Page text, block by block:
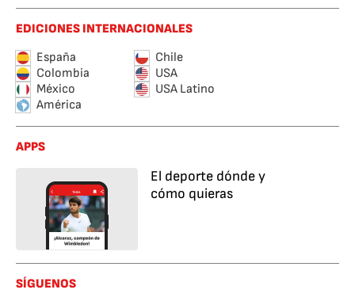
EDICIONES INTERNACIONALES
España
Chile
Colombia
USA
México
USA Latino
América
APPS
El deporte dónde y
cómo quieras
SÍGUENOS